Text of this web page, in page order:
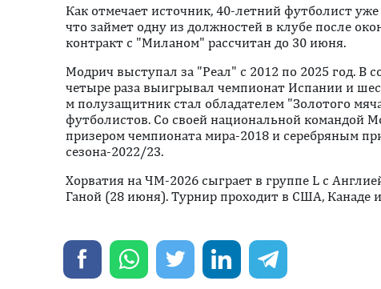
Как отмечает источник, 40-летний футболист
что займет одну из должностей в клубе после
контракт с "Миланом" рассчитан до 30 июня.
Модрич выступал за "Реал" с 2012 по 2025 год. В
четыре раза выигрывал чемпионат Испании и
м полузащитник стал обладателем "Золотого
футболистов. Со своей национальной командой
призером чемпионата мира-2018 и серебряным
сезона-2022/23.
Хорватия на ЧМ-2026 сыграет в группе L с
Ганой (28 июня). Турнир проходит в США, Канаде